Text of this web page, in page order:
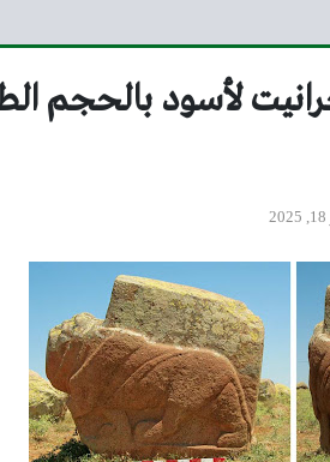
لأسود بالحجم